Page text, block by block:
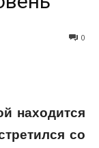
0
находится
со